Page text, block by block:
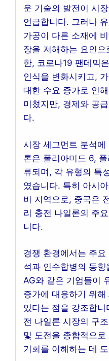
운 기술의 발전이 시
언급합니다. 그러나
가공이 다른 소재에
장을 저해하는 요인
한, 코로나19 팬데믹
인식을 변화시키고,
대한 수요 증가로 인
미쳤지만, 경제와 공
다.
시장 세그먼트 분석
론은 폴리아미드 6,
류되며, 각 유형의 특
였습니다. 특히 아시
비 지역으로, 중국은
리 충전 나일론의 주
니다.
경쟁 환경에서는 주
석과 인수합병의 동
AG와 같은 기업들이
증가에 대응하기 위
있다는 점을 강조합
전 나일론 시장의 구
및 도전을 종합적으
기회를 이해하는 데